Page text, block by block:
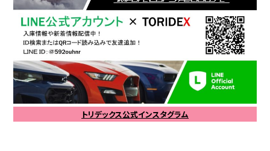
トリデックス公式インスタグラム